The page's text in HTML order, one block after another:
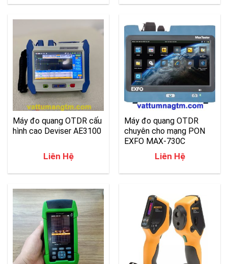
Máy đo quang OTDR cấu
hình cao Deviser AE3100
Liên Hệ
Máy đo quang OTDR
chuyên cho mạng PON
EXFO MAX-730C
Liên Hệ